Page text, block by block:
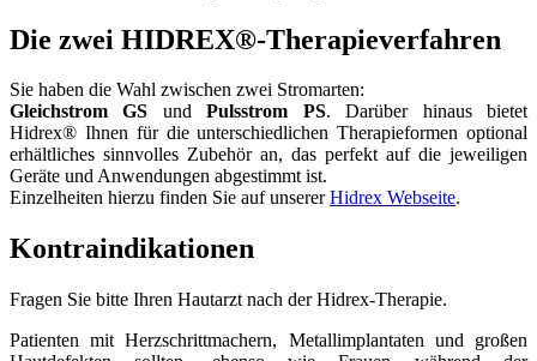
Die zwei HIDREX®-Therapieverfahren
Sie haben die Wahl zwischen zwei Stromarten:
Gleichstrom GS undPulsstrom PS. Darüber hinaus bietet
Hidrex® Ihnen für die unterschiedlichen Therapieformen optional
erhältliches sinnvolles Zubehör an, das perfekt auf die jeweiligen
Geräte und Anwendungen abgestimmt ist.
Einzelheiten hierzu finden Sie auf unsererHidrex Webseite.
Kontraindikationen
Fragen Sie bitte Ihren Hautarzt nach der Hidrex-Therapie.
Patienten mit Herzschrittmachern, Metallimplantaten und großen